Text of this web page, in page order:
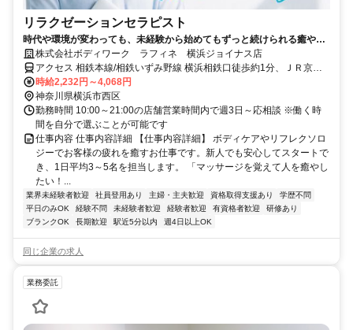
リラクゼーションセラピスト
時代や環境が変わっても、未経験から始めてもずっと続けられる癒やし
の仕事。手に職を身につけて、生き方を変えよう。
株式会社ボディワーク ラフィネ 横浜ジョイナス店
アクセス 相鉄本線/相鉄いずみ野線 横浜相鉄口徒歩約1分、ＪＲ京浜
東北線/ＪＲ横浜線 横浜みなみ西口徒歩約1分、ＪＲ横須賀線 横浜み
なみ西口徒歩約1分 最寄駅：横浜駅
時給2,232円～4,068円
神奈川県横浜市西区
勤務時間 10:00～21:00の店舗営業時間内で週3日～応相談 ※働く時
間を自分で選ぶことが可能です
仕事内容 仕事内容詳細 【仕事内容詳細】 ボディケアやリフレクソロ
ジーでお客様の疲れを癒すお仕事です。新人でも安心してスタートで
き、1日平均3～5名を担当します。 「マッサージを覚えて人を癒やし
たい！...
業界未経験者歓迎 社員登用あり 主婦・主夫歓迎 資格取得支援あり
学歴不問
平日のみOK
経験不問 未経験者歓迎 経験者歓迎 有資格者歓迎
研修あり
ブランクOK
長期歓迎 駅近5分以内 週4日以上OK
同じ企業の求人
業務委託